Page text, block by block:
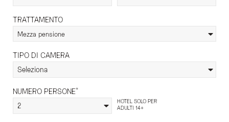
TRATTAMENTO
Mezza pensione
TIPO DI CAMERA
Seleziona
NUMERO PERSONE*
2
HOTEL SOLO PER
ADULTI 14+